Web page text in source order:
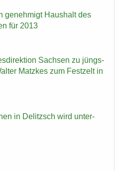
ge­neh­migt Haus­halt des
für 2013
Sach­sen zu jüngs­
Matz­kes zum Fest­zelt in
in De­litzsch wird un­ter­